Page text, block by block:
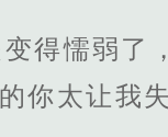
变得懦弱了
你太让我